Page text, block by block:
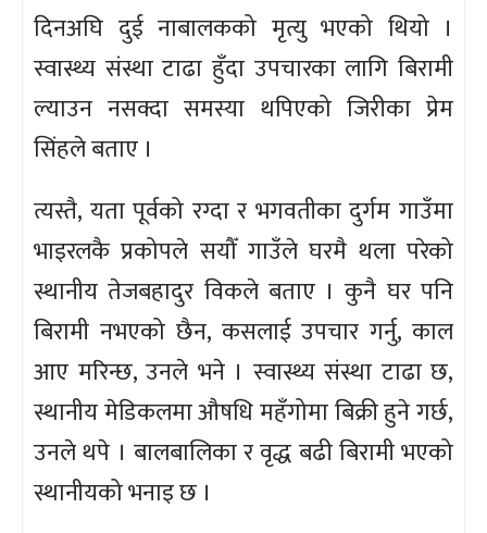
दिनअघि दुई नाबालकको मृत्यु भएको थियो ।
स्वास्थ्य संस्था टाढा हुँदा उपचारका लागि बिरामी
ल्याउन नसक्दा समस्या थपिएको जिरीका प्रेम
सिंहले बताए ।
त्यस्तै, यता पूर्वको रग्दा र भगवतीका दुर्गम गाउँमा
भाइरलकै प्रकोपले सयौँ गाउँले घरमै थला परेको
स्थानीय तेजबहादुर विकले बताए । कुनै घर पनि
बिरामी नभएको छैन, कसलाई उपचार गर्नु, काल
आए मरिन्छ, उनले भने । स्वास्थ्य संस्था टाढा छ,
स्थानीय मेडिकलमा औषधि महँगोमा बिक्री हुने गर्छ,
उनले थपे । बालबालिका र वृद्ध बढी बिरामी भएको
स्थानीयको भनाइ छ ।